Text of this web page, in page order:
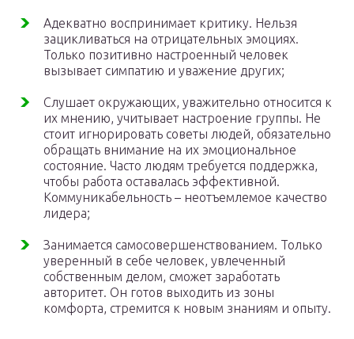
Адекватно воспринимает критику. Нельзя
зацикливаться на отрицательных эмоциях.
Только позитивно настроенный человек
вызывает симпатию и уважение других;
Слушает окружающих, уважительно относится к
их мнению, учитывает настроение группы. Не
стоит игнорировать советы людей, обязательно
обращать внимание на их эмоциональное
состояние. Часто людям требуется поддержка,
чтобы работа оставалась эффективной.
Коммуникабельность – неотъемлемое качество
лидера;
Занимается самосовершенствованием. Только
уверенный в себе человек, увлеченный
собственным делом, сможет заработать
авторитет. Он готов выходить из зоны
комфорта, стремится к новым знаниям и опыту.